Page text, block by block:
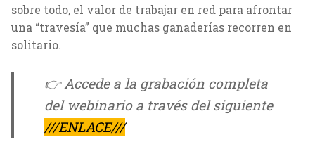
sobre todo, el valor de trabajar en red para afrontar
una “travesía” que muchas ganaderías recorren en
solitario.
👉Accede a la grabación completa
del webinario a través del siguiente
///ENLACE///